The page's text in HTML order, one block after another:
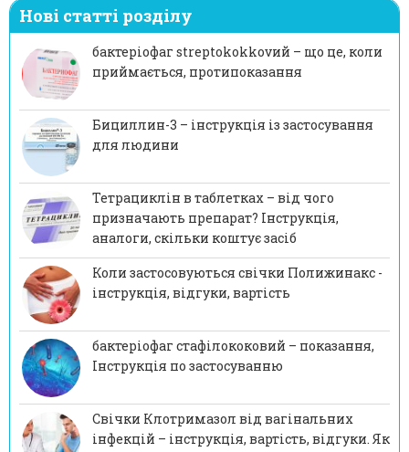
Нові статті розділу
бактеріофаг streptokokkovий – що це, коли
приймається, протипоказання
Бициллин-3 – інструкція із застосування
для людини
Тетрациклін в таблетках – від чого
призначають препарат? Інструкція,
аналоги, скільки коштує засіб
Коли застосовуються свічки Полижинакс -
інструкція, відгуки, вартість
бактеріофаг стафілококовий – показання,
Інструкція по застосуванню
Свічки Клотримазол від вагінальних
інфекцій – інструкція, вартість, відгуки. Як